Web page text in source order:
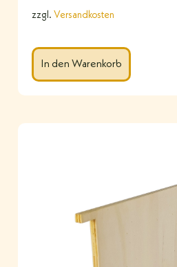
zzgl. Versandkosten
In den Warenkorb